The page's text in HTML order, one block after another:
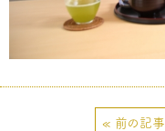
« 前の記事